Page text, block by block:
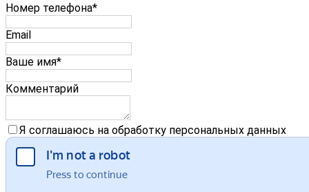
Номер телефона*
Email
Ваше имя*
Комментарий
Я соглашаюсь на обработку персональных данных